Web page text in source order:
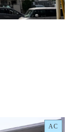
AC